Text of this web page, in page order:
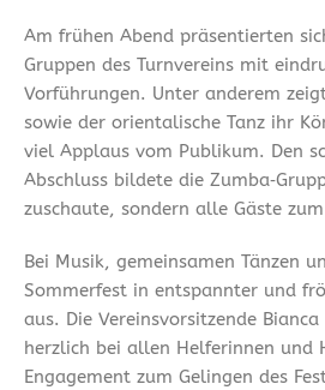
Am frühen Abend präsentierten
Gruppen des Turnvereins mit
Vorführungen. Unter anderem
sowie der orientalische Tanz ihr
viel Applaus vom Publikum. Den
Abschluss bildete die
zuschaute, sondern alle Gäste
Bei Musik, gemeinsamen Tänzen
Sommerfest in entspannter und
aus. Die Vereinsvorsitzende
herzlich bei allen Helferinnen und
Engagement zum Gelingen des